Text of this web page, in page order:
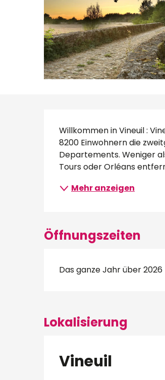
Willkommen in Vineuil :
8200 Einwohnern die
Departements. Weniger
Tours oder Orléans
Mehr anzeigen
Öffnungszeiten
Das ganze Jahr über 2026
Lokalisierung
Vineuil